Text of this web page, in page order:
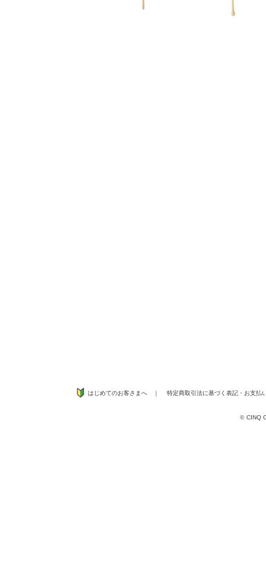
はじめてのお客さまへ ｜ 特定商取引法に基づく表記 ・ お支払
© CINQ